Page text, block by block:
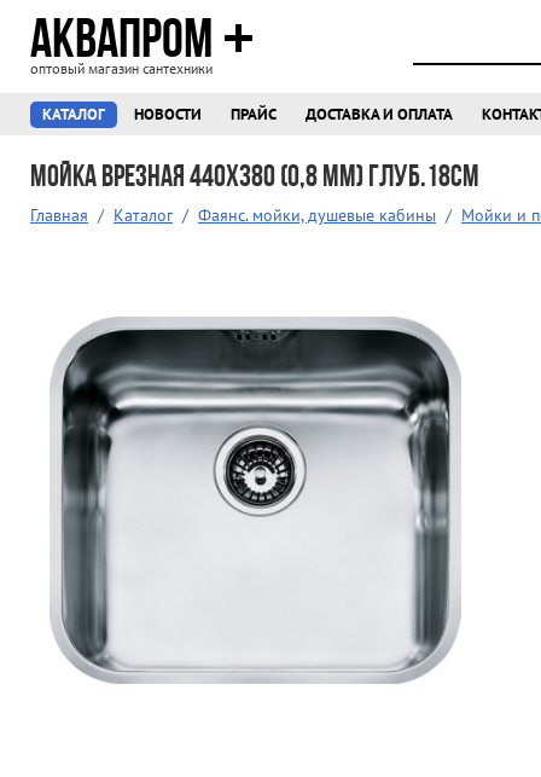
АКВАПРОМ
оптовый магазин сантехники
КАТАЛОГ НОВОСТИ ПРАЙС ДОСТАВКА И ОПЛАТА
Мойка врезная 440х380 (0,8 мм) глуб.18см
Главная / Каталог / Фаянс. мойки, душевые кабины / Мойки и